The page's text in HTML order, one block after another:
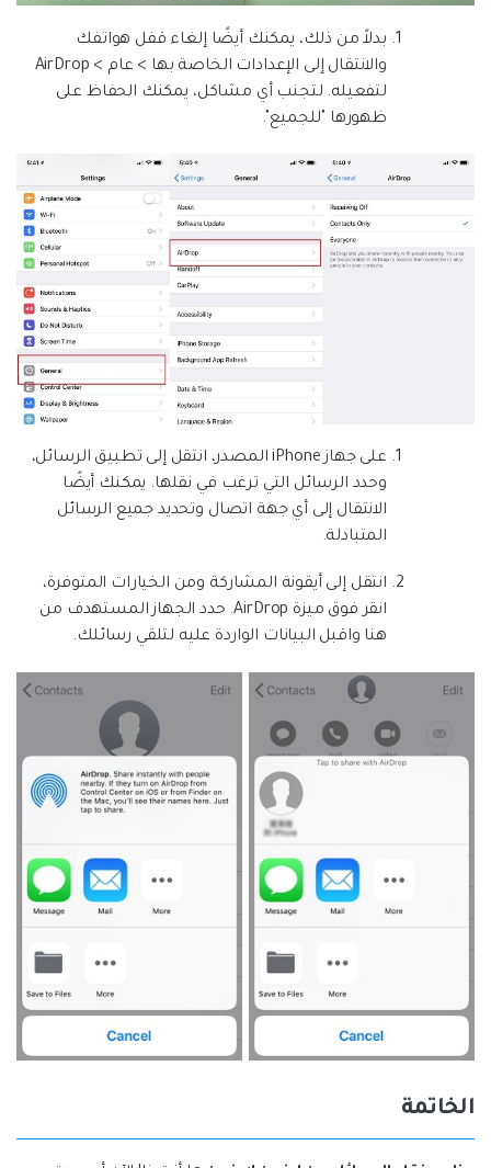
بدلاً من ذلك، يمكنك أيضًا إلغاء قفل هواتفك
والانتقال إلى الإعدادات الخاصة بها > عام > AirDrop
لتفعيله. لتجنب أي مشاكل، يمكنك الحفاظ على
ظهورها "للجميع".
على جهاز iPhone المصدر، انتقل إلى تطبيق الرسائل،
وحدد الرسائل التي ترغب في نقلها. يمكنك أيضًا
الانتقال إلى أي جهة اتصال وتحديد جميع الرسائل
المتبادلة.
انتقل إلى أيقونة المشاركة ومن الخيارات المتوفرة،
انقر فوق ميزة AirDrop. حدد الجهاز المستهدف من
هنا واقبل البيانات الواردة عليه لتلقي رسائلك.
الخاتمة